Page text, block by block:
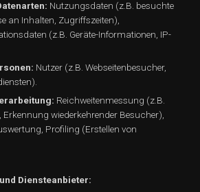
Nutzungsdaten (z.B. besuchte
an Inhalten, Zugriffszeiten),
(z.B. Geräte-Informationen, IP-
Nutzer (z.B. Webseitenbesucher,
Reichweitenmessung (z.B.
wiederkehrender Besucher),
Profiling (Erstellen von
Diensteanbieter: